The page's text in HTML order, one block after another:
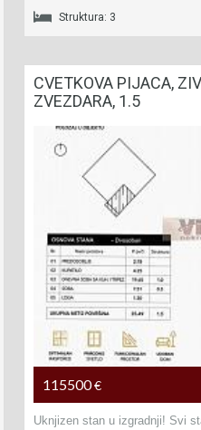
Struktura: 3
CVETKOVA PIJACA,
ZVEZDARA, 1.5
115500€
Uknjizen stan u izgradnji! Svi